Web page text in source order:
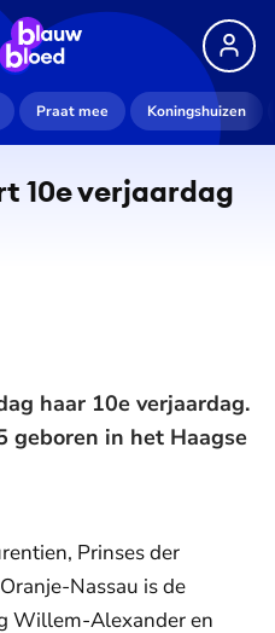
Praat mee Koningshuizen
10e verjaardag
haar 10e verjaardag.
geboren in het Haagse
Prinses der
Nassau is de
Willem-Alexander en